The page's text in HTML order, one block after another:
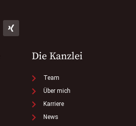
Die Kanzlei
Team
Über mich
Karriere
News